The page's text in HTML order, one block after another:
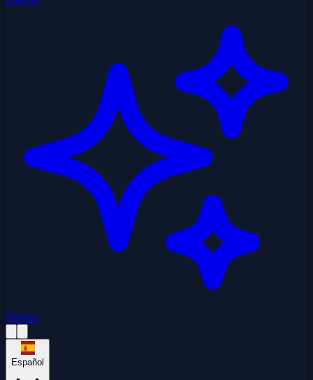
Temas
Español